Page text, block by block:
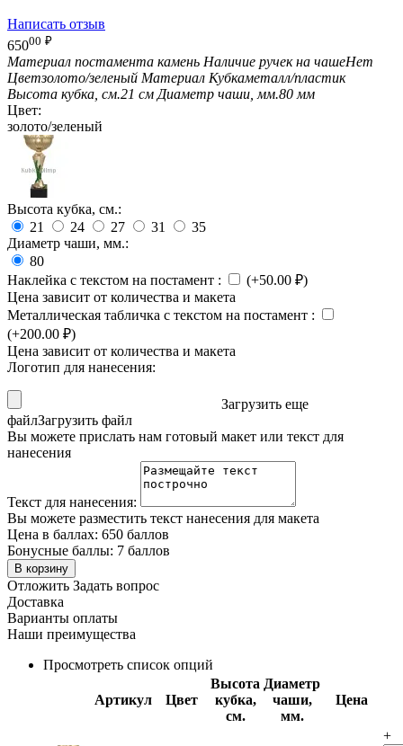
Написать отзыв
65000 ₽
Материал постамента камень Наличие ручек на чашеНет
Цветзолото/зеленый Материал Кубкаметалл/пластик
Высота кубка, см.21 см Диаметр чаши, мм.80 мм
Цвет:
золото/зеленый
Высота кубка, см.:
21
24 27 31
35
Диаметр чаши, мм.:
80
Наклейка с текстом на постамент : (+50.00 ₽)
Цена зависит от количества и макета
Металлическая табличка с текстом на постамент :
(+200.00 ₽)
Цена зависит от количества и макета
Логотип для нанесения:
Загрузить еще
файлЗагрузить файл
Вы можете прислать нам готовый макет или текст для
нанесения
Текст для нанесения:
Вы можете разместить текст нанесения для макета
Цена в баллах: 650 баллов
Бонусные баллы: 7 баллов
В корзину
Отложить Задать вопрос
Доставка
Варианты оплаты
Наши преимущества
Просмотреть список опций
Артикул Цвет
Высота
кубка,
см.
Диаметр
чаши,
мм.
Цена
+